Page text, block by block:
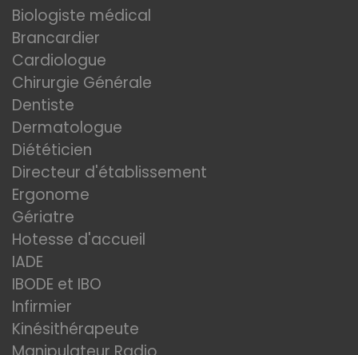
Biologiste médical
Brancardier
Cardiologue
Chirurgie Générale
Dentiste
Dermatologue
Diététicien
Directeur d'établissement
Ergonome
Gériatre
Hotesse d'accueil
IADE
IBODE et IBO
Infirmier
Kinésithérapeute